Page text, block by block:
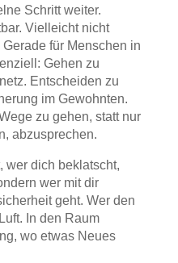
Schritt weiter.
Vielleicht nicht
für Menschen in
Gehen zu
Entscheiden zu
im Gewohnten.
zu gehen, statt nur
abzusprechen.
wer dich beklatscht,
wer mit dir
geht. Wer den
In den Raum
wo etwas Neues